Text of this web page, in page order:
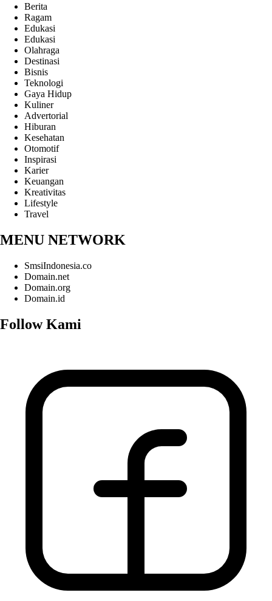
Berita
Ragam
Edukasi
Edukasi
Olahraga
Destinasi
Bisnis
Teknologi
Gaya Hidup
Kuliner
Advertorial
Hiburan
Kesehatan
Otomotif
Inspirasi
Karier
Keuangan
Kreativitas
Lifestyle
Travel
MENU NETWORK
SmsiIndonesia.co
Domain.net
Domain.org
Domain.id
Follow Kami